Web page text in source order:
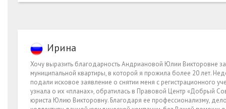
Ирина
Хочу выразить благодарность Андриановой Юлии Викторовне
муниципальной квартиры, в которой я прожила более 20 лет.
подали исковое заявление о снятии меня с регистрационного
узнала о их «планах», обратилась в Правовой Центр «Добрый
юриста Юлию Викторовну. Благодаря ее профессионализму,